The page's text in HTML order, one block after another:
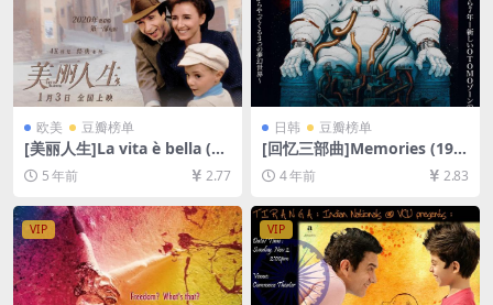
欧美 豆瓣榜单
[美丽人生]La vita è bella (19
97)[百度网盘+迅雷云盘资源1
080P超清未删减][MP4/7.5G
B][原声中字]
5 年前 2.77
日韩 豆瓣榜单
[回忆三部曲]Memories (199
5)[百度网盘+夸克网盘+迅雷云
盘资源1080P超清未删减][MP
4/7.3GB][日语中字]
4 年前 2.83
VIP VIP